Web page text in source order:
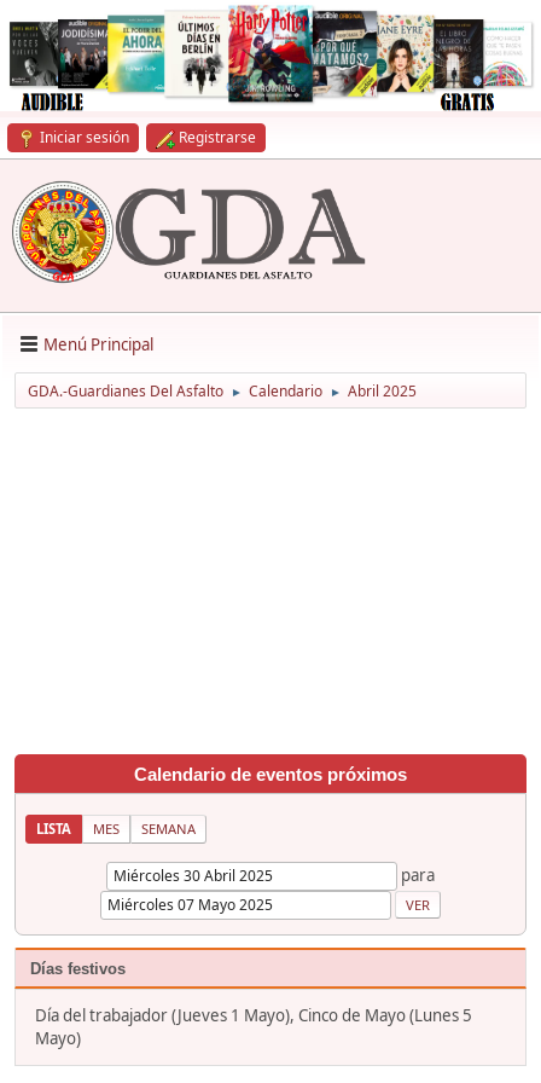
Iniciar sesión Registrarse
Menú Principal
GDA.-Guardianes Del Asfalto ► Calendario ► Abril 2025
Calendario de eventos próximos
LISTA MES SEMANA
para
Días festivos
Día del trabajador (Jueves 1 Mayo), Cinco de Mayo (Lunes 5
Mayo)